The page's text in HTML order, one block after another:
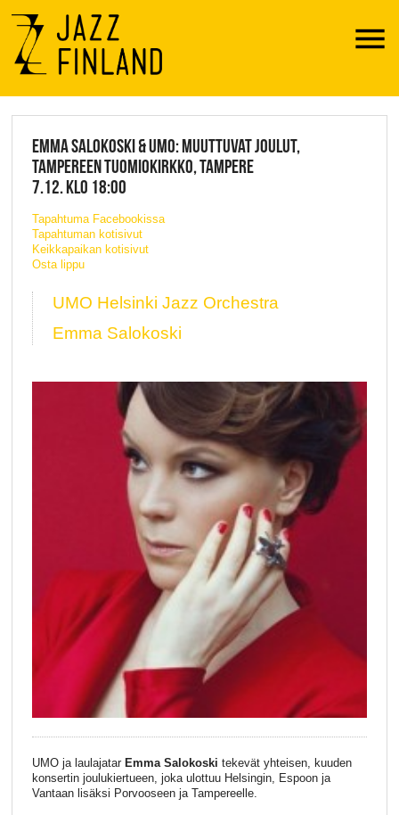
Menu
JAZZ FINLAND LIVE
EMMA SALOKOSKI & UMO: MUUTTUVAT JOULUT,
TAMPEREEN TUOMIOKIRKKO, TAMPERE
7.12. KLO 18:00
Tapahtuma Facebookissa
Tapahtuman kotisivut
Keikkapaikan kotisivut
Osta lippu
UMO Helsinki Jazz Orchestra
Emma Salokoski
UMO ja laulajatar Emma Salokoski tekevät yhteisen, kuuden
konsertin joulukiertueen, joka ulottuu Helsingin, Espoon ja
Vantaan lisäksi Porvooseen ja Tampereelle.